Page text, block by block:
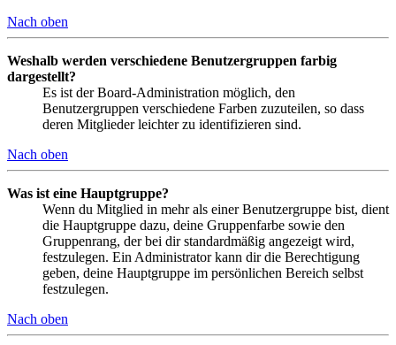
Nach oben
Weshalb werden verschiedene Benutzergruppen farbig
dargestellt?
Es ist der Board-Administration möglich, den
Benutzergruppen verschiedene Farben zuzuteilen, so dass
deren Mitglieder leichter zu identifizieren sind.
Nach oben
Was ist eine Hauptgruppe?
Wenn du Mitglied in mehr als einer Benutzergruppe bist, dient
die Hauptgruppe dazu, deine Gruppenfarbe sowie den
Gruppenrang, der bei dir standardmäßig angezeigt wird,
festzulegen. Ein Administrator kann dir die Berechtigung
geben, deine Hauptgruppe im persönlichen Bereich selbst
festzulegen.
Nach oben